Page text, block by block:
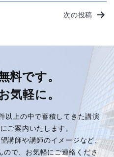
次の投稿
料です。
気軽に。
以上の中で蓄積してきた講演
ご案内いたします。
講師や講師のイメージなど、
ので、お気軽にご連絡くださ